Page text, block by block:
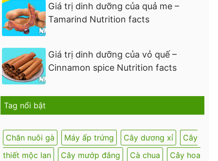
Giá trị dinh dưỡng của quả me –
Tamarind Nutrition facts
Giá trị dinh dưỡng của vỏ quế –
Cinnamon spice Nutrition facts
Tag nổi bật
Chăn nuôi gà Máy ấp trứng Cây dương xỉ
Cây
thiết mộc lan
Cây mướp đắng Cà chua
Cây hoa